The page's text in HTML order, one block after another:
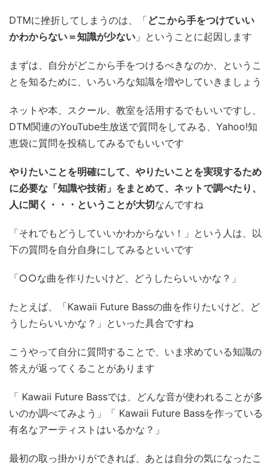
DTMに挫折してしまうのは、「どこから手をつけていい
かわからない＝知識が少ない 」ということに起因します
まずは、自分がどこから手をつけるべきなのか、というこ
とを知るために、いろいろな知識を増やしていきましょう
ネットや本、スクール、教室を活用するでもいいですし、
DTM関連のYouTube生放送で質問をしてみる、Yahoo!知
恵袋に質問を投稿してみるでもいいです
やりたいことを明確にして、やりたいことを実現するため
に必要な「知識や技術」をまとめて、ネットで調べたり、
人に聞く・・・ということが大切なんですね
「それでもどうしていいかわからない！」という人は、以
下の質問を自分自身にしてみるといいです
「○○な曲を作りたいけど、どうしたらいいかな？」
たとえば、「Kawaii Future Bassの曲を作りたいけど、ど
うしたらいいかな？」といった具合ですね
こうやって自分に質問することで、いま求めている知識の
答えが返ってくることがあります
「 Kawaii Future Bassでは、どんな音が使われることが多
いのか調べてみよう」「 Kawaii Future Bassを作っている
有名なアーティストはいるかな？」
最初の取っ掛かりができれば、あとは自分の気になったこ